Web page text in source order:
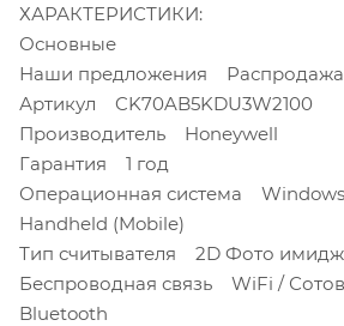
ХАРАКТЕРИСТИКИ:
Основные
Наши предложения
Артикул CK70AB5KDU3W2100
Производитель Honeywell
Гарантия 1 год
Операционная система
Handheld (Mobile)
Тип считывателя 2D Фото
Беспроводная связь WiFi /
Bluetooth